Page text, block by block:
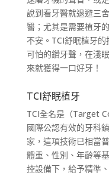
說到看牙醫就退避三
醫；尤其是需要植牙
不安。TCI舒眠植牙
可怕的鑽牙聲，在淺
來就獲得一口好牙！
TCI舒眠植牙
TCI全名是（Target
國際公認有效的牙科
家，這項技術已相當
體重、性別、年齡等
控設備下，給予精準